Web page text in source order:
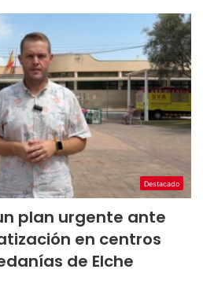
Destacado
plan urgente ante
en centros
de Elche